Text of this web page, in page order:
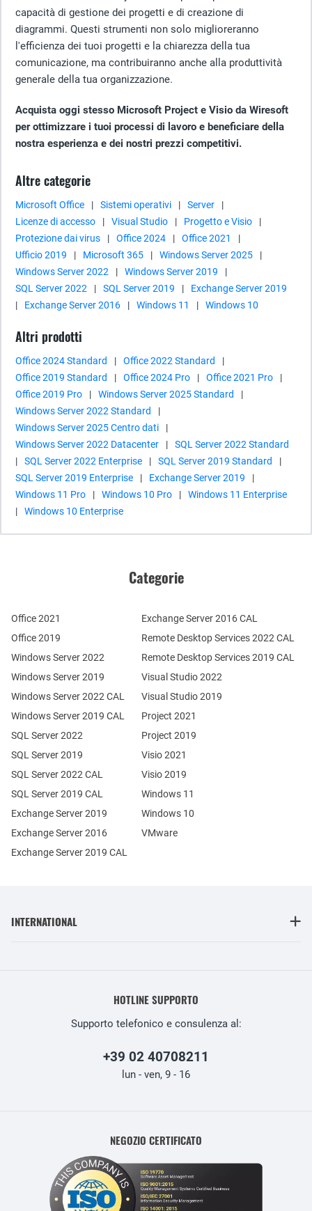
capacità di gestione dei progetti e di creazione di
diagrammi. Questi strumenti non solo miglioreranno
l'efficienza dei tuoi progetti e la chiarezza della tua
comunicazione, ma contribuiranno anche alla produttività
generale della tua organizzazione.
Acquista oggi stesso Microsoft Project e Visio da Wiresoft
per ottimizzare i tuoi processi di lavoro e beneficiare della
nostra esperienza e dei nostri prezzi competitivi.
Altre categorie
Microsoft Office | Sistemi operativi | Server
|
Licenze di accesso
| Visual Studio | Progetto e Visio
|
Protezione dai virus
| Office 2024 | Office 2021
|
Ufficio 2019
| Microsoft 365 | Windows Server 2025
|
Windows Server 2022
| Windows Server 2019
|
SQL Server 2022
| SQL Server 2019 |
Exchange Server 2019
|
Exchange Server 2016 | Windows 11 | Windows 10
Altri prodotti
Office 2024 Standard | Office 2022 Standard
|
Office 2019 Standard
| Office 2024 Pro | Office 2021 Pro
|
Office 2019 Pro
| Windows Server 2025 Standard
|
Windows Server 2022 Standard
|
Windows Server 2025 Centro dati
|
Windows Server 2022 Datacenter
|
SQL Server 2022 Standard
|
SQL Server 2022 Enterprise | SQL Server 2019 Standard
|
SQL Server 2019 Enterprise
| Exchange Server 2019
|
Windows 11 Pro
| Windows 10 Pro |
Windows 11 Enterprise
|
Windows 10 Enterprise
Categorie
Office 2021
Office 2019
Windows Server 2022
Windows Server 2019
Exchange Server 2019
Exchange Server 2016
SQL Server 2022
SQL Server 2019
Windows Server 2022 CAL
Windows Server 2019 CAL
SQL Server 2022 CAL
SQL Server 2019 CAL
Remote Desktop Services 2022 CAL
Remote Desktop Services 2019 CAL
Exchange Server 2019 CAL
Exchange Server 2016 CAL
Visual Studio 2022
Visual Studio 2019
Project 2021
Project 2019
Visio 2021
Visio 2019
Windows 11
Windows 10
VMware
INTERNATIONAL
HOTLINE SUPPORTO
Supporto telefonico e consulenza al:
+39 02 40708211
lun - ven, 9 - 16
NEGOZIO CERTIFICATO